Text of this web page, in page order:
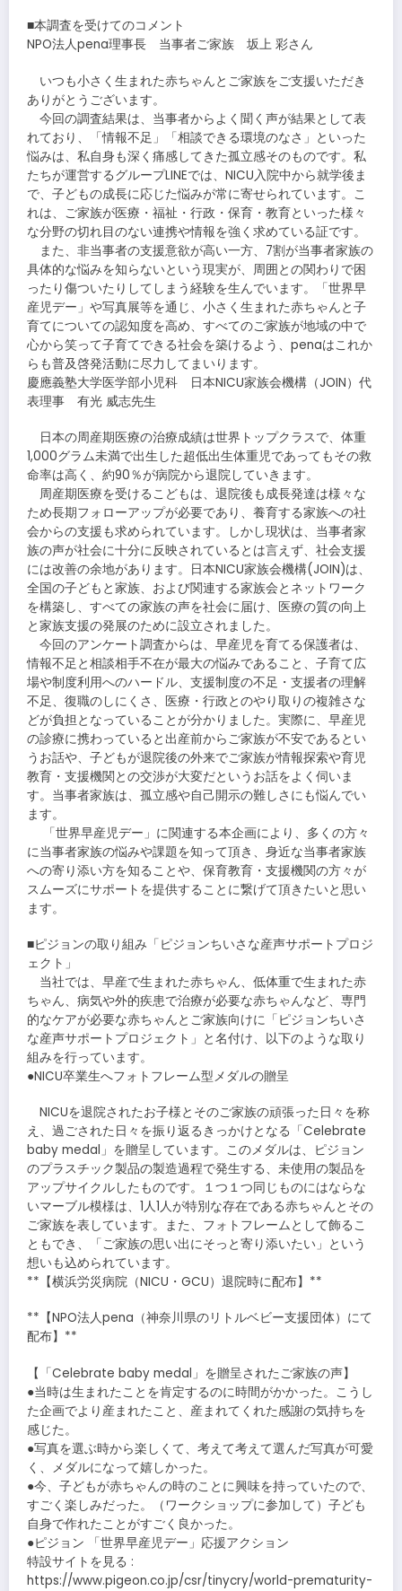
■本調査を受けてのコメント
NPO法人pena理事長 当事者ご家族 坂上 彩さん
いつも小さく生まれた赤ちゃんとご家族をご支援いただき
ありがとうございます。
今回の調査結果は、当事者からよく聞く声が結果として表
れており、「情報不足」「相談できる環境のなさ」といった
悩みは、私自身も深く痛感してきた孤立感そのものです。私
たちが運営するグループLINEでは、NICU入院中から就学後ま
で、子どもの成長に応じた悩みが常に寄せられています。こ
れは、ご家族が医療・福祉・行政・保育・教育といった様々
な分野の切れ目のない連携や情報を強く求めている証です。
また、非当事者の支援意欲が高い一方、7割が当事者家族の
具体的な悩みを知らないという現実が、周囲との関わりで困
ったり傷ついたりしてしまう経験を生んでいます。「世界早
産児デー」や写真展等を通じ、小さく生まれた赤ちゃんと子
育てについての認知度を高め、すべてのご家族が地域の中で
心から笑って子育てできる社会を築けるよう、penaはこれか
らも普及啓発活動に尽力してまいります。
慶應義塾大学医学部小児科 日本NICU家族会機構（JOIN）代
表理事 有光 威志先生
日本の周産期医療の治療成績は世界トップクラスで、体重
1,000グラム未満で出生した超低出生体重児であってもその救
命率は高く、約90％が病院から退院していきます。
周産期医療を受けるこどもは、退院後も成長発達は様々な
ため長期フォローアップが必要であり、養育する家族への社
会からの支援も求められています。しかし現状は、当事者家
族の声が社会に十分に反映されているとは言えず、社会支援
には改善の余地があります。日本NICU家族会機構(JOIN)は、
全国の子どもと家族、および関連する家族会とネットワーク
を構築し、すべての家族の声を社会に届け、医療の質の向上
と家族支援の発展のために設立されました。
今回のアンケート調査からは、早産児を育てる保護者は、
情報不足と相談相手不在が最大の悩みであること、子育て広
場や制度利用へのハードル、支援制度の不足・支援者の理解
不足、復職のしにくさ、医療・行政とのやり取りの複雑さな
どが負担となっていることが分かりました。実際に、早産児
の診療に携わっていると出産前からご家族が不安であるとい
うお話や、子どもが退院後の外来でご家族が情報探索や育児
教育・支援機関との交渉が大変だというお話をよく伺いま
す。当事者家族は、孤立感や自己開示の難しさにも悩んでい
ます。
「世界早産児デー」に関連する本企画により、多くの方々
に当事者家族の悩みや課題を知って頂き、身近な当事者家族
への寄り添い方を知ることや、保育教育・支援機関の方々が
スムーズにサポートを提供することに繋げて頂きたいと思い
ます。
■ピジョンの取り組み「ピジョンちいさな産声サポートプロジ
ェクト」
当社では、早産で生まれた赤ちゃん、低体重で生まれた赤
ちゃん、病気や外的疾患で治療が必要な赤ちゃんなど、専門
的なケアが必要な赤ちゃんとご家族向けに「ピジョンちいさ
な産声サポートプロジェクト」と名付け、以下のような取り
組みを行っています。
●NICU卒業生へフォトフレーム型メダルの贈呈
NICUを退院されたお子様とそのご家族の頑張った日々を称
え、過ごされた日々を振り返るきっかけとなる「Celebrate
baby medal」を贈呈しています。このメダルは、ピジョン
のプラスチック製品の製造過程で発生する、未使用の製品を
アップサイクルしたものです。１つ１つ同じものにはならな
いマーブル模様は、1人1人が特別な存在である赤ちゃんとその
ご家族を表しています。また、フォトフレームとして飾るこ
ともでき、「ご家族の思い出にそっと寄り添いたい」という
想いも込められています。
**【横浜労災病院（NICU・GCU）退院時に配布】**
**【NPO法人pena（神奈川県のリトルベビー支援団体）にて
配布】**
【「Celebrate baby medal」を贈呈されたご家族の声】
●当時は生まれたことを肯定するのに時間がかかった。こうし
た企画でより産まれたこと、産まれてくれた感謝の気持ちを
感じた。
●写真を選ぶ時から楽しくて、考えて考えて選んだ写真が可愛
く、メダルになって嬉しかった。
●今、子どもが赤ちゃんの時のことに興味を持っていたので、
すごく楽しみだった。（ワークショップに参加して）子ども
自身で作れたことがすごく良かった。
●ピジョン 「世界早産児デー」応援アクション
特設サイトを見る :
https://www.pigeon.co.jp/csr/tinycry/world-prematurity-